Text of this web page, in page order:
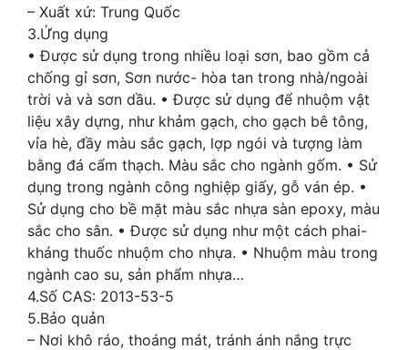
– Xuất xứ: Trung Quốc
3.Ứng dụng
• Được sử dụng trong nhiều loại sơn, bao gồm cả
chống gỉ sơn, Sơn nước- hòa tan trong nhà/ngoài
trời và và sơn dầu. • Được sử dụng để nhuộm vật
liệu xây dựng, như khảm gạch, cho gạch bê tông,
vỉa hè, đầy màu sắc gạch, lợp ngói và tượng làm
bằng đá cẩm thạch. Màu sắc cho ngành gốm. • Sử
dụng trong ngành công nghiệp giấy, gỗ ván ép. •
Sử dụng cho bề mặt màu sắc nhựa sàn epoxy, màu
sắc cho sân. • Được sử dụng như một cách phai-
kháng thuốc nhuộm cho nhựa. • Nhuộm màu trong
ngành cao su, sản phẩm nhựa…
4.Số CAS: 2013-53-5
5.Bảo quản
– Nơi khô ráo, thoáng mát, tránh ánh nắng trực